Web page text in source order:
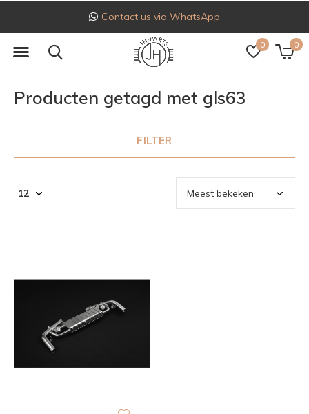
0 0
Contact us via WhatsApp
Producten getagd met gls63
FILTER